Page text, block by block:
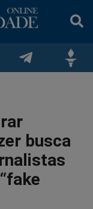
no
TelegramGettr
busca